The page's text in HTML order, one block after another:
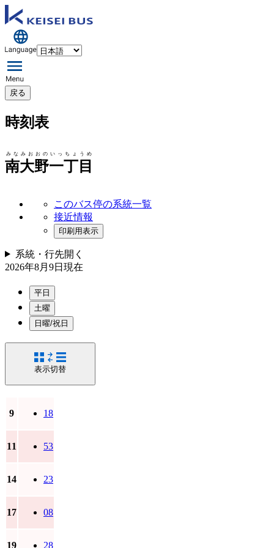
戻る
時刻表
南大野一丁目
みなみおおのいっちょうめ
このバス停の系統一覧
接近情報
印刷用表示
系統・行先開く
2026年8月9日 現在
平日
土曜
日曜/祝日
表示切替
9 18
11 53
14 23
17 08
19 28